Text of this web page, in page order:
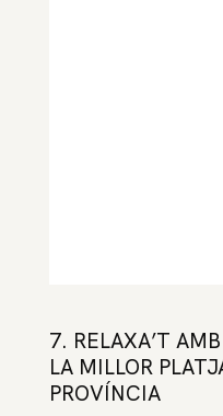
7. RELAXA’T
LA MILLOR
PROVÍNCIA